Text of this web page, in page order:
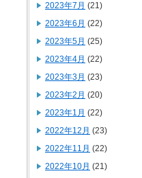
2023年7月 (21)
2023年6月 (22)
2023年5月 (25)
2023年4月 (22)
2023年3月 (23)
2023年2月 (20)
2023年1月 (22)
2022年12月 (23)
2022年11月 (22)
2022年10月 (21)